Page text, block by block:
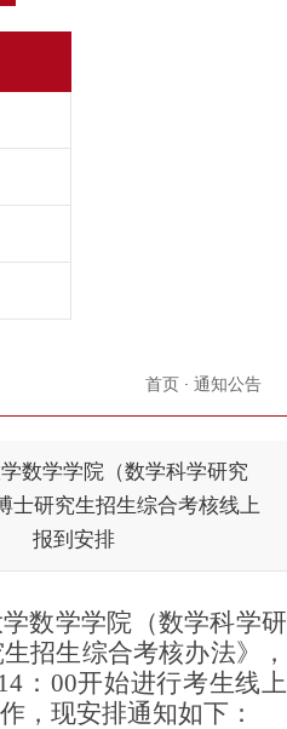
首页 · 通知公告
数学学院（数学科学研究
士研究生招生综合考核线上
报到安排
数学学院（数学科学研
招生综合考核办法》，
：00开始进行考生线上
，现安排通知如下：